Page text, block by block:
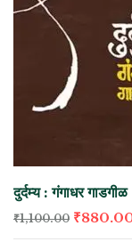
दुर्दम्य : गंगाधर गाडगीळ
₹1,100.00 ₹